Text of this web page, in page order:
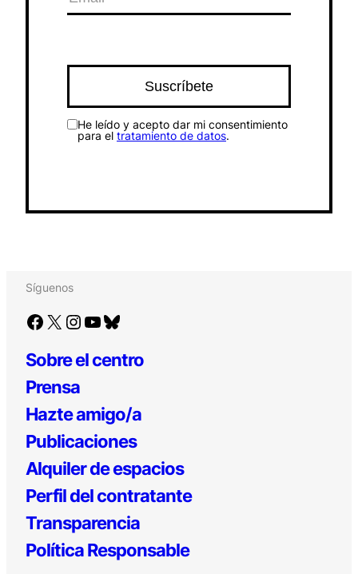
He leído y acepto dar mi consentimiento
para el tratamiento de datos.
Síguenos
Facebook X Instagram YouTube Bluesky
Sobre el centro
Prensa
Hazte amigo/a
Publicaciones
Alquiler de espacios
Perfil del contratante
Transparencia
Política Responsable